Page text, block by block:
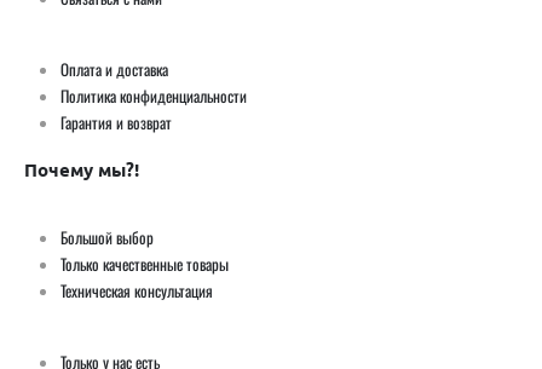
Оплата и доставка
Политика конфиденциальности
Гарантия и возврат
Почему мы?!
Большой выбор
Только качественные товары
Техническая консультация
Только у нас есть